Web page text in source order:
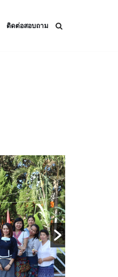
ติดต่อสอบถาม